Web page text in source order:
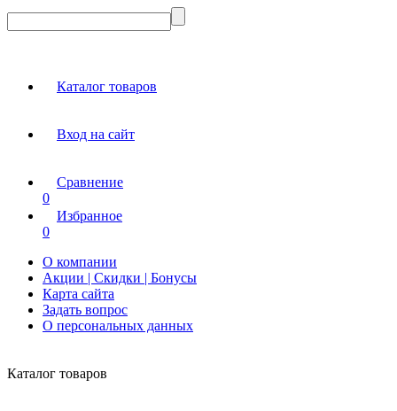
Каталог товаров
Вход на сайт
Сравнение
0
Избранное
0
О компании
Акции | Скидки | Бонусы
Карта сайта
Задать вопрос
О персональных данных
Каталог товаров